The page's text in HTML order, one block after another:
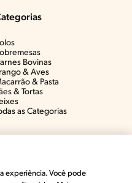
Bovinas​
& Aves​
& Pasta​
& Tortas​
as Categorias
experiência. Você pode